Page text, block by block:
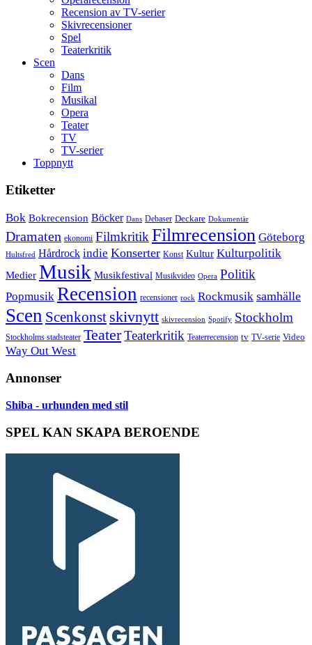
Recension av TV-serier
Skivrecensioner
Spel
Teaterkritik
Scen
Dans
Film
Musikal
Opera
Teater
TV
TV-serier
Toppnytt
Etiketter
Bok Bokrecension Böcker Dans Debaser Deckare Dokumentär
Dramaten ekonomi Filmkritik Filmrecension Göteborg
Hultsfred Hårdrock indie Konserter Konst Kultur Kulturpolitik
Medier Musik Musikfestival Musikvideo Opera Politik
Popmusik Recension recensioner rock Rockmusik samhälle
Scen Scenkonst skivnytt skivrecension Spotify Stockholm
Stockholms stadsteater TeaterTeaterkritik Teaterrecension tv TV-serie Video
Way Out West
Annonser
Shiba - urhunden med stil
SPEL KAN SKAPA BEROENDE